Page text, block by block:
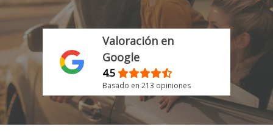
Valoración en
Google
4.5
Basado en 213 opiniones